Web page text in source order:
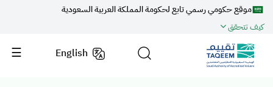
موقع حكومي رسمي تابع لحكومة المملكة العربية السعودية
كيف تتحقق
English